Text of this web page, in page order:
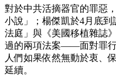
對於中共活摘器官的罪惡
小說」；楊傑凱於4月底
法庭」與《美國移植雜誌
過的兩項法案——面對罪行
人們如果依然無動於衷、
延續。